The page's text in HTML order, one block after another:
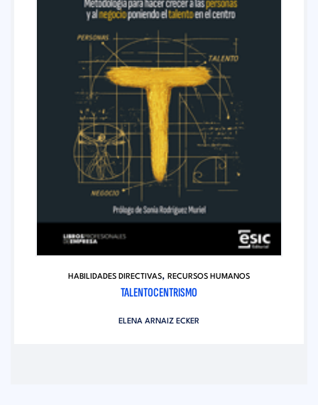
HABILIDADES DIRECTIVAS, RECURSOS HUMANOS
TALENTOCENTRISMO
ELENA ARNAIZ ECKER